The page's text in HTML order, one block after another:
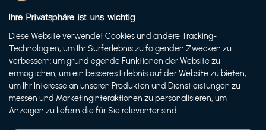
Nutzungsbedingungen
© 2021 FutureBens GmbH
Ihre Privatsphäre ist uns wichtig
Diese Website verwendet Cookies und andere Tracking-
Technologien, um Ihr Surferlebnis zu folgenden Zwecken zu
verbessern: um grundlegende Funktionen der Website zu
ermöglichen, um ein besseres Erlebnis auf der Website zu bieten,
um Ihr Interesse an unseren Produkten und Dienstleistungen zu
messen und Marketinginteraktionen zu personalisieren, um
Anzeigen zu liefern die für Sie relevanter sind.